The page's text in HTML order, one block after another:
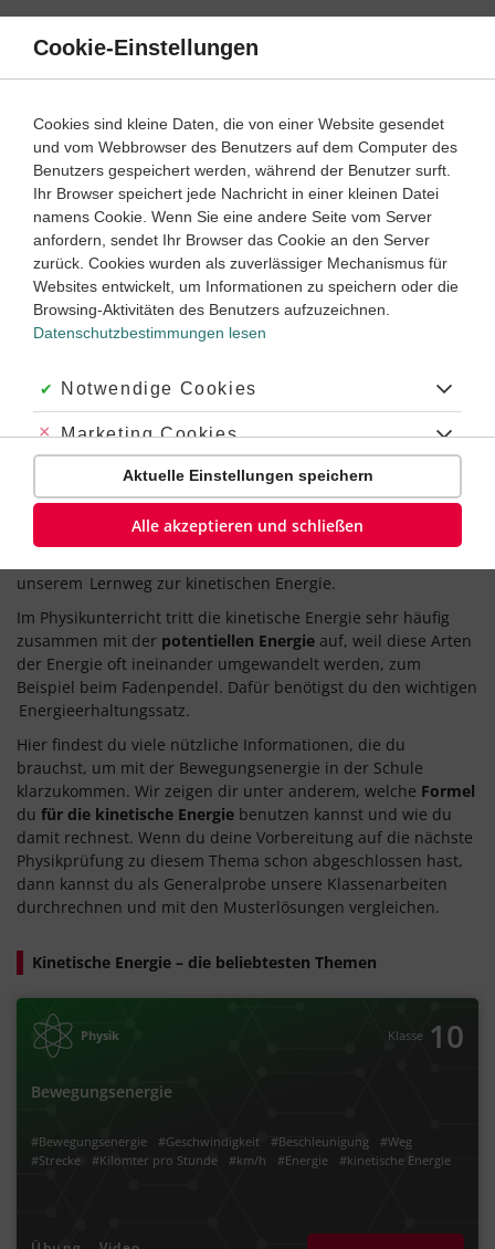
Direkt
Inhalt
Kinetische Energie einfach erklärt
Klasse 10
Was ist die kinetische Energie?
Welche Bedeutung hat kinetische Energie im Straßenverkehr?
Welche Auswirkung hat Reibung auf kinetische Energie?
Was ist die kinetische Energie?
kinetische Energie
ist per Definition die Energie, die ein
Körper
aufgrund seiner Bewegung hat. Deshalb wird sie auch
oft
kinetische Energie auf einen Körper übertragen kannst, und
unserem Lernweg zur kinetischen Energie.
Im Physikunterricht tritt die kinetische Energie sehr häufig
zusammen mit der potentiellen Energie auf, weil diese Arten
der Energie oft ineinander umgewandelt werden, zum
Beispiel beim Fadenpendel. Dafür benötigst du den wichtigen
Energieerhaltungssatz.
Hier findest du viele nützliche Informationen, die du
brauchst, um mit der Bewegungsenergie in der Schule
klarzukommen. Wir zeigen dir unter anderem, welche Formel
du für die kinetische Energie benutzen kannst und wie du
damit rechnest. Wenn du deine Vorbereitung auf die nächste
Physikprüfung zu diesem Thema schon abgeschlossen hast,
dann kannst du als Generalprobe unsere Klassenarbeiten
durchrechnen und mit den Musterlösungen vergleichen.
Kinetische Energie – die beliebtesten Themen
Physik Klasse 10
Bewegungsenergie
#Bewegungsenergie #Geschwindigkeit #Beschleunigung
#Weg
#Strecke
#Kilomter pro Stunde #km/h #Energie #kinetische Energie
Cookie-Einstellungen
Cookies sind kleine Daten, die von einer Website gesendet
und vom Webbrowser des Benutzers auf dem Computer des
Benutzers gespeichert werden, während der Benutzer surft.
Ihr Browser speichert jede Nachricht in einer kleinen Datei
namens Cookie. Wenn Sie eine andere Seite vom Server
anfordern, sendet Ihr Browser das Cookie an den Server
zurück. Cookies wurden als zuverlässiger Mechanismus für
Websites entwickelt, um Informationen zu speichern oder die
Browsing-Aktivitäten des Benutzers aufzuzeichnen.
Datenschutzbestimmungen lesen
Akzeptiert:
Notwendige Cookies
Abgelehnt:
Marketing Cookies
Abgelehnt:
Personalisierungs-Cookies
Aktuelle Einstellungen speichern
Alle akzeptieren und schließen